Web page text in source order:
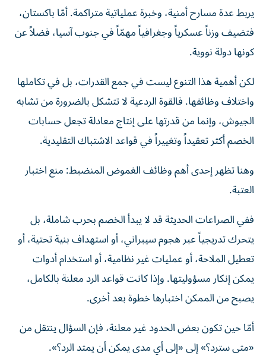
يربط عدة مسارح أمنية، وخبرة عملياتية متراكمة. أمّا باكستان،
فتضيف وزناً عسكرياً وجغرافياً مهمّاً في جنوب آسيا، فضلاً عن
كونها دولة نووية.
لكن أهمية هذا التنوع ليست في جمع القدرات، بل في تكاملها
واختلاف وظائفها. فالقوة الردعية لا تتشكل بالضرورة من تشابه
الجيوش، وإنما من قدرتها على إنتاج معادلة تجعل حسابات
الخصم أكثر تعقيداً وتغييراً في قواعد الاشتباك التقليدية.
وهنا تظهر إحدى أهم وظائف الغموض المنضبط: منع اختبار
العتبة.
ففي الصراعات الحديثة قد لا يبدأ الخصم بحرب شاملة، بل
يتحرك تدريجياً عبر هجوم سيبراني، أو استهداف بنية تحتية، أو
تعطيل الملاحة، أو عمليات غير نظامية، أو استخدام أدوات
يمكن إنكار مسؤوليتها. وإذا كانت قواعد الرد معلنة بالكامل،
يصبح من الممكن اختبارها خطوة بعد أخرى.
أمّا حين تكون بعض الحدود غير معلنة، فإن السؤال ينتقل من
«متى سترد؟» إلى «إلى أي مدى يمكن أن يمتد الرد؟».